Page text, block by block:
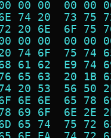
00 00  00
74 20  73
20 6E  6F
00 00  00
74 6F  75
61 62  E9
65 63  20
20 53  56
6E 6E  65
69 6F  6E
65 74  75